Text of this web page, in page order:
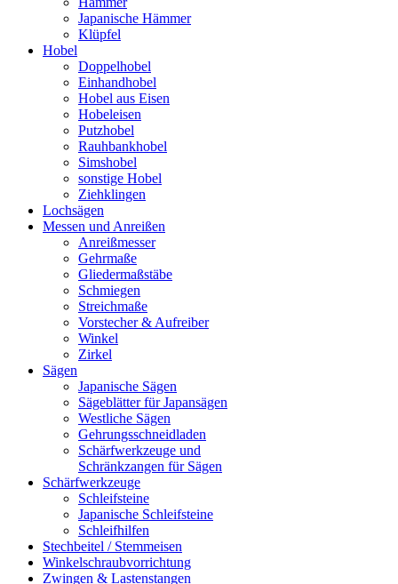
Japanische Hämmer
Klüpfel
Hobel
Doppelhobel
Einhandhobel
Hobel aus Eisen
Hobeleisen
Putzhobel
Rauhbankhobel
Simshobel
sonstige Hobel
Ziehklingen
Lochsägen
Messen und Anreißen
Anreißmesser
Gehrmaße
Gliedermaßstäbe
Schmiegen
Streichmaße
Vorstecher & Aufreiber
Winkel
Zirkel
Sägen
Japanische Sägen
Sägeblätter für Japansägen
Westliche Sägen
Gehrungsschneidladen
Schärfwerkzeuge und
Schränkzangen für Sägen
Schärfwerkzeuge
Schleifsteine
Japanische Schleifsteine
Schleifhilfen
Stechbeitel / Stemmeisen
Winkelschraubvorrichtung
Zwingen & Lastenstangen